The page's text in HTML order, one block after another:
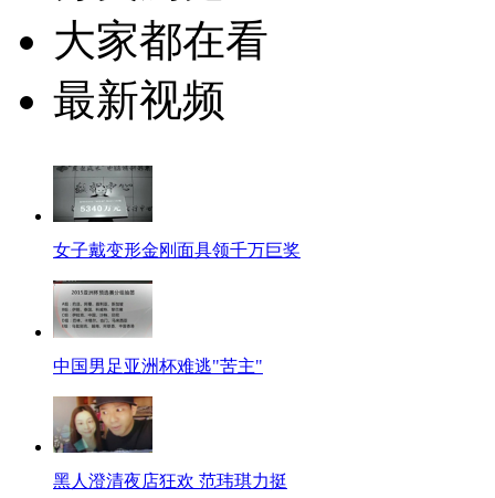
大家都在看
最新视频
女子戴变形金刚面具领千万巨奖
中国男足亚洲杯难逃"苦主"
黑人澄清夜店狂欢 范玮琪力挺